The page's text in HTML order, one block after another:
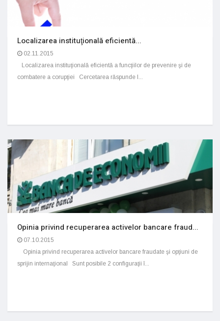
Localizarea instituţională eficientă...
02.11.2015
Localizarea instituţională eficientă a funcţiilor de prevenire şi de
combatere a corupţiei Cercetarea răspunde l...
Opinia privind recuperarea activelor bancare fraud...
07.10.2015
Opinia privind recuperarea activelor bancare fraudate şi opţiuni de
sprijin internaţional Sunt posibile 2 configuraţii î...